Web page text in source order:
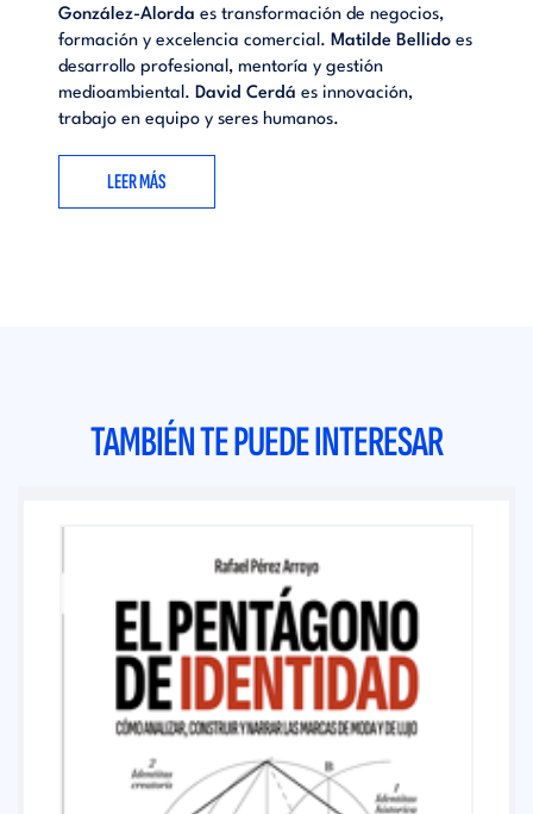
González-Alorda es transformación de negocios,
formación y excelencia comercial.Matilde Bellido es
desarrollo profesional, mentoría y gestión
medioambiental.David Cerdáes innovación,
trabajo en equipo y seres humanos.
LEER MÁS
TAMBIÉN TE PUEDE INTERESAR